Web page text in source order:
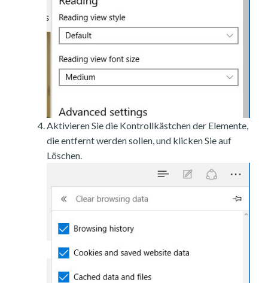
Aktivieren Sie die Kontrollkästchen der Elemente,
die entfernt werden sollen, und klicken Sie auf
Löschen.